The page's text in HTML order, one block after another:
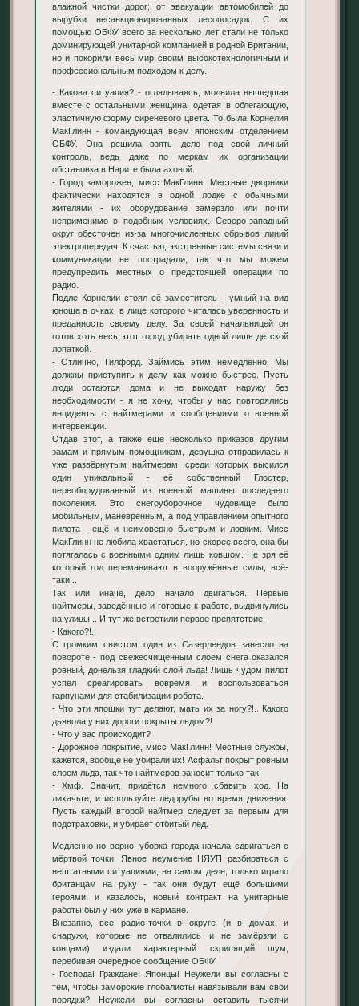
влажной чистки дорог; от эвакуации автомобилей до
вырубки несанкционированных лесопосадок. С их
помощью ОБФУ всего за несколько лет стали не только
доминирующей унитарной компанией в родной Британии,
но и покорили весь мир своим высокотехнологичным и
профессиональным подходом к делу.
- Какова ситуация? - оглядываясь, молвила вышедшая
вместе с остальными женщина, одетая в облегающую,
эластичную форму сиреневого цвета. То была Корнелия
МакГлинн - командующая всем японским отделением
ОБФУ. Она решила взять дело под свой личный
контроль, ведь даже по меркам их организации
обстановка в Нарите была аховой.
- Город заморожен, мисс МакГлинн. Местные дворники
фактически находятся в одной лодке с обычными
жителями - их оборудование замёрзло или почти
неприменимо в подобных условиях. Северо-западный
округ обесточен из-за многочисленных обрывов линий
электропередач. К счастью, экстренные системы связи и
коммуникации не пострадали, так что мы можем
предупредить местных о предстоящей операции по
радио.
Подле Корнелии стоял её заместитель - умный на вид
юноша в очках, в лице которого читалась уверенность и
преданность своему делу. За своей начальницей он
готов хоть весь этот город убирать одной лишь детской
лопаткой.
- Отлично, Гилфорд. Займись этим немедленно. Мы
должны приступить к делу как можно быстрее. Пусть
люди остаются дома и не выходят наружу без
необходимости - я не хочу, чтобы у нас повторялись
инциденты с найтмерами и сообщениями о военной
интервенции.
Отдав этот, а также ещё несколько приказов другим
замам и прямым помощникам, девушка отправилась к
уже развёрнутым найтмерам, среди которых высился
один уникальный - её собственный Глостер,
переоборудованный из военной машины последнего
поколения. Это снегоуборочное чудовище было
мобильным, маневренным, а под управлением опытного
пилота - ещё и неимоверно быстрым и ловким. Мисс
МакГлинн не любила хвастаться, но скорее всего, она бы
потягалась с военными одним лишь ковшом. Не зря её
который год переманивают в вооружённые силы, всё-
таки...
Так или иначе, дело начало двигаться. Первые
найтмеры, заведённые и готовые к работе, выдвинулись
на улицы... И тут же встретили первое препятствие.
- Какого?!..
С громким свистом один из Сазерлендов занесло на
повороте - под свежесчищенным слоем снега оказался
ровный, донельзя гладкий слой льда! Лишь чудом пилот
успел среагировать вовремя и воспользоваться
гарпунами для стабилизации робота.
- Что эти япошки тут делают, мать их за ногу?!.. Какого
дьявола у них дороги покрыты льдом?!
- Что у вас происходит?
- Дорожное покрытие, мисс МакГлинн! Местные службы,
кажется, вообще не убирали их! Асфальт покрыт ровным
слоем льда, так что найтмеров заносит только так!
- Хмф. Значит, придётся немного сбавить ход. На
лихачьте, и используйте ледорубы во время движения.
Пусть каждый второй найтмер следует за первым для
подстраховки, и убирает отбитый лёд.
Медленно но верно, уборка города начала сдвигаться с
мёртвой точки. Явное неумение НЯУП разбираться с
нештатными ситуациями, на самом деле, только играло
британцам на руку - так они будут ещё большими
героями, и казалось, новый контракт на унитарные
работы был у них уже в кармане.
Внезапно, все радио-точки в округе (и в домах, и
снаружи, которые не отвалились и не замёрзли с
концами) издали характерный скрипящий шум,
перебивая очередное сообщение ОБФУ.
- Господа! Граждане! Японцы! Неужели вы согласны с
тем, чтобы заморские глобалисты навязывали вам свои
порядки? Неужели вы согласны оставить тысячи